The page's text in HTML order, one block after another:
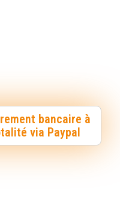
bancaire à
via Paypal